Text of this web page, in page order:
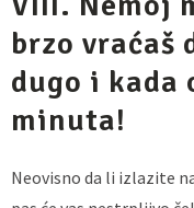
brzo vraćaš
dugo i kada
minuta!
Neovisno da li izlazite